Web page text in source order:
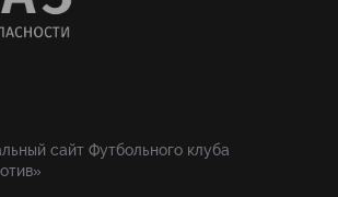
сайт Футбольного клуба